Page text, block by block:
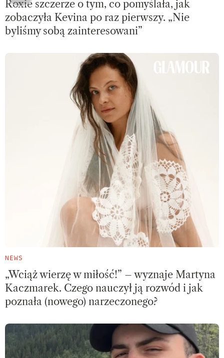
Roxie szczerze o tym, co pomyślała, jak
zobaczyła Kevina po raz pierwszy. „Nie
byliśmy sobą zainteresowani”
NEWS
„Wciąż wierzę w miłość!” – wyznaje Martyna
Kaczmarek. Czego nauczył ją rozwód i jak
poznała (nowego) narzeczonego?